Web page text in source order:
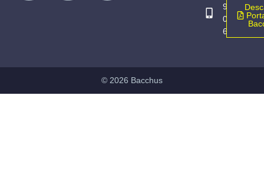
98
065
6836
© 2026 Bacchus